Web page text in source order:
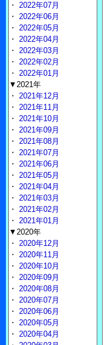
・ 2022年07月
・ 2022年06月
・ 2022年05月
・ 2022年04月
・ 2022年03月
・ 2022年02月
・ 2022年01月
▼2021年
・ 2021年12月
・ 2021年11月
・ 2021年10月
・ 2021年09月
・ 2021年08月
・ 2021年07月
・ 2021年06月
・ 2021年05月
・ 2021年04月
・ 2021年03月
・ 2021年02月
・ 2021年01月
▼2020年
・ 2020年12月
・ 2020年11月
・ 2020年10月
・ 2020年09月
・ 2020年08月
・ 2020年07月
・ 2020年06月
・ 2020年05月
・ 2020年04月